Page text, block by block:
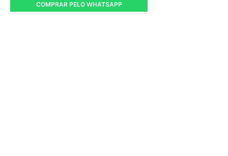
COMPRAR PELO WHATSAPP